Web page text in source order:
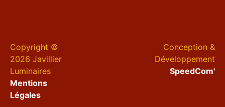
Copyright ©
2026 Javillier
Luminaires
Mentions
Légales
Conception &
Développement
SpeedCom'